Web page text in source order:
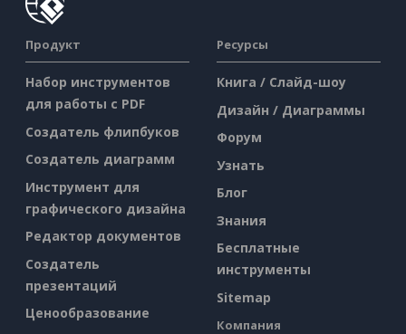
Продукт
Набор инструментов
для работы с PDF
Создатель флипбуков
Создатель диаграмм
Инструмент для
графического дизайна
Редактор документов
Создатель
презентаций
Ценообразование
Ресурсы
Книга / Слайд-шоу
Дизайн / Диаграммы
Форум
Узнать
Блог
Знания
Бесплатные
инструменты
Sitemap
Компания